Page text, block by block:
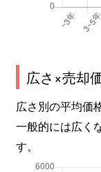
広さ×売却
広さ別の平均価
一般的には広く
す。